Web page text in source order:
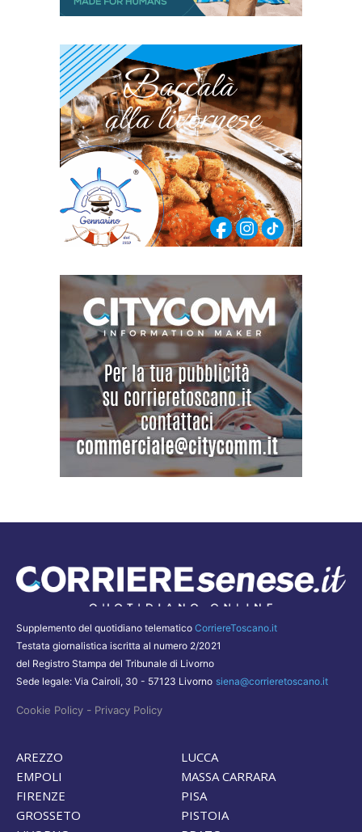
Supplemento del quotidiano telematico CorriereToscano.it
Testata giornalistica iscritta al numero 2/2021
del Registro Stampa del Tribunale di Livorno
Sede legale: Via Cairoli, 30 - 57123 Livorno siena@corrieretoscano.it
Cookie Policy - Privacy Policy
AREZZO
EMPOLI
FIRENZE
GROSSETO
LUCCA
MASSA CARRARA
PISA
PISTOIA